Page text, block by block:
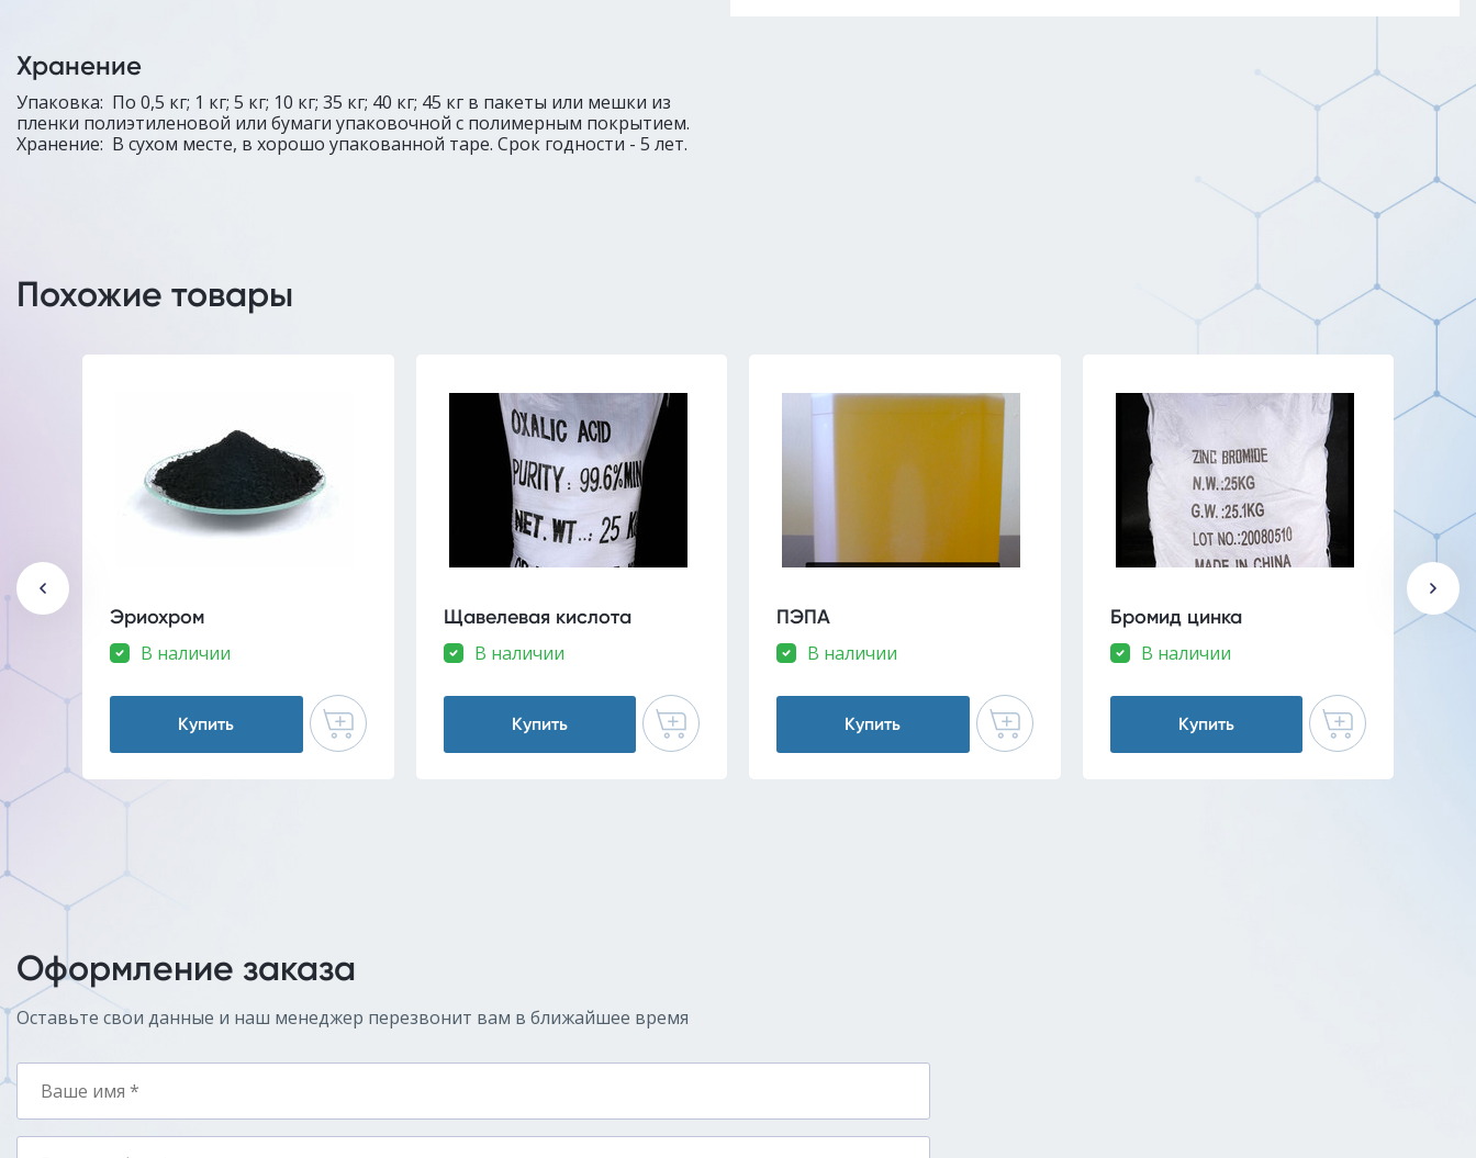
Хранение
Упаковка: По 0,5 кг; 1 кг; 5 кг; 10 кг; 35 кг; 40 кг; 45 кг в пакеты или мешки из
пленки полиэтиленовой или бумаги упаковочной с полимерным покрытием.
Хранение: В сухом месте, в хорошо упакованной таре. Срок годности - 5 лет.
Похожие товары
Эриохром
В наличии
Купить
Щавелевая кислота
В наличии
Купить
ПЭПА
В наличии
Купить
Бромид цинка
В наличии
Купить
Оформление заказа
Оставьте свои данные и наш менеджер перезвонит вам в ближайшее время